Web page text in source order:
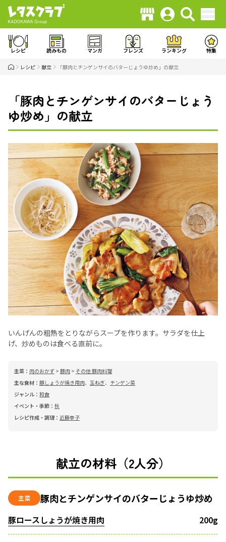
レシピ 読みもの マンガ フレンズ ランキング 特集
レシピ 献立 「豚肉とチンゲンサイのバターじょうゆ炒め」の献立
「豚肉とチンゲンサイのバターじょう
ゆ炒め」の献立
いんげんの粗熱をとりながらスープを作ります。サラダを仕上
げ、炒めものは食べる直前に。
主菜： 肉のおかず > 豚肉 > その他 豚肉料理
主な食材： 豚しょうが焼き用肉、 玉ねぎ、 チンゲン菜
ジャンル： 和食
イベント・季節： 秋
レシピ作成・調理： 近藤幸子
献立の材料（2人分）
主菜 豚肉とチンゲンサイのバターじょうゆ炒め
豚ロースしょうが焼き用肉 200g